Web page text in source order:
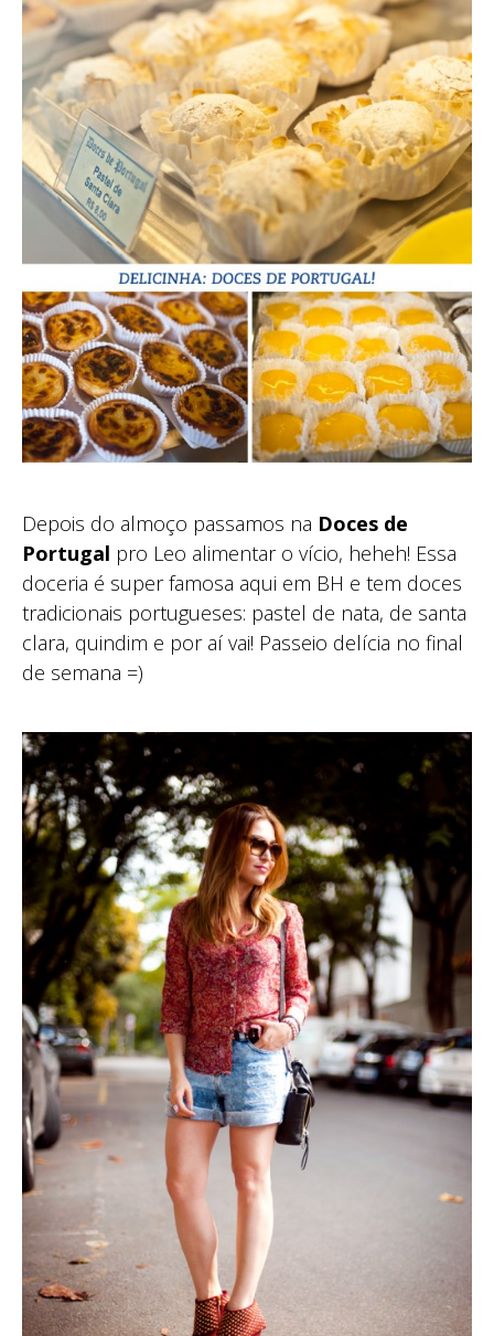
Depois do almoço passamos na Doces de
Portugal pro Leo alimentar o vício, heheh! Essa
doceria é super famosa aqui em BH e tem doces
tradicionais portugueses: pastel de nata, de santa
clara, quindim e por aí vai! Passeio delícia no final
de semana =)